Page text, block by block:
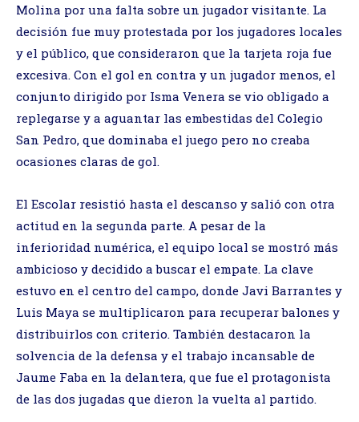
Molina por una falta sobre un jugador visitante. La
decisión fue muy protestada por los jugadores locales
y el público, que consideraron que la tarjeta roja fue
excesiva. Con el gol en contra y un jugador menos, el
conjunto dirigido por Isma Venera se vio obligado a
replegarse y a aguantar las embestidas del Colegio
San Pedro, que dominaba el juego pero no creaba
ocasiones claras de gol.
El Escolar resistió hasta el descanso y salió con otra
actitud en la segunda parte. A pesar de la
inferioridad numérica, el equipo local se mostró más
ambicioso y decidido a buscar el empate. La clave
estuvo en el centro del campo, donde Javi Barrantes y
Luis Maya se multiplicaron para recuperar balones y
distribuirlos con criterio. También destacaron la
solvencia de la defensa y el trabajo incansable de
Jaume Faba en la delantera, que fue el protagonista
de las dos jugadas que dieron la vuelta al partido.